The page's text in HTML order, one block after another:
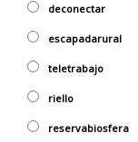
deconectar
escapadarural
teletrabajo
riello
reservabiosfera